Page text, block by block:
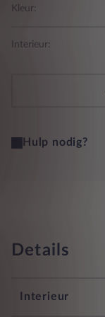
Kleur:
Interieur:
Hulp nodig?
Details
Interieur